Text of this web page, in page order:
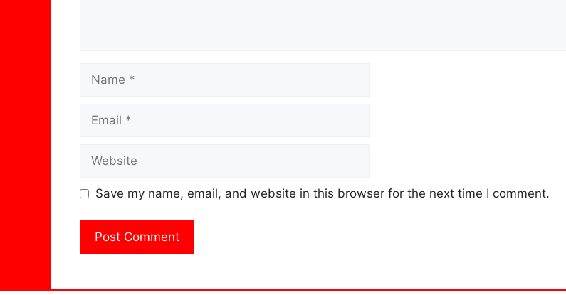
Save my name, email, and website in this browser for the next time I comment.